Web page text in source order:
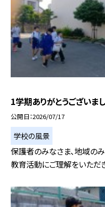
1学期ありがとうございまし
公開日 2026/07/17
学校の風景
保護者のみなさま、地域の
教育活動にご理解をいただ